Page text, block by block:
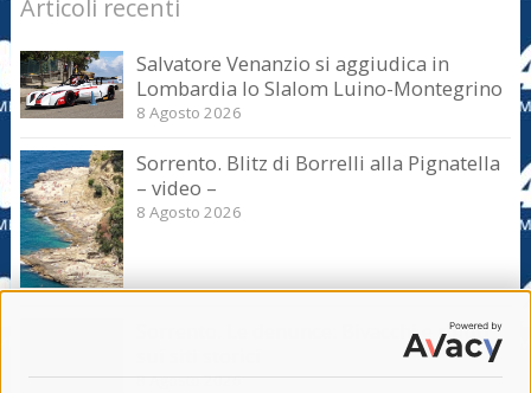
Articoli recenti
Salvatore Venanzio si aggiudica in
Lombardia lo Slalom Luino-Montegrino
8 Agosto 2026
Sorrento. Blitz di Borrelli alla Pignatella
– video –
8 Agosto 2026
Sorrento. Le denunce: Bivacchi e rifiuti
8 Agosto 2026